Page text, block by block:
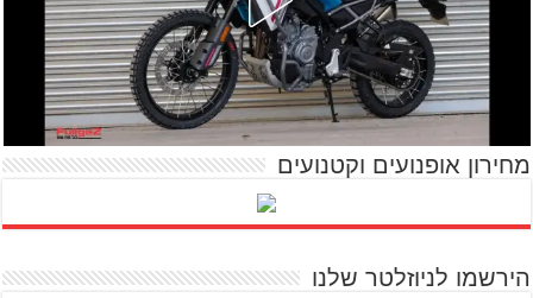
מחירון אופנועים וקטנועים
הירשמו לניוזלטר שלנו